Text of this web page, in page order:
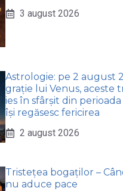
3 august 2026
Astrologie: pe 2 august
grație lui Venus, aceste
ies în sfârșit din perioada
își regăsesc fericirea
2 august 2026
Tristețea bogaților –
nu aduce pace